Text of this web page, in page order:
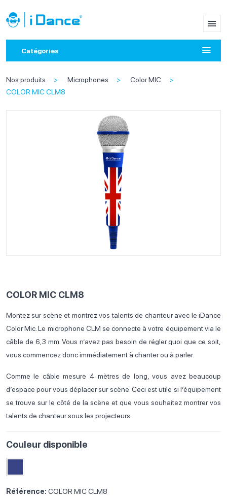
Catégories
Nos produits Microphones
Color MIC
COLOR MIC CLM8
COLOR MIC CLM8
Montez sur scène et montrez vos talents de chanteur avec le iDance
Color Mic. Le microphone CLM se connecte à votre équipement via le
câble de 6,3 mm. Vous n’avez pas besoin de régler quoi que ce soit,
vous commencez donc immédiatement à chanter ou à parler.
Comme le câble mesure 4 mètres de long, vous avez beaucoup
d’espace pour vous déplacer sur scène. Ceci est utile si l’équipement
se trouve sur le côté de la scène et que vous souhaitez montrer vos
talents de chanteur sous les projecteurs.
Couleur disponible
Référence: COLOR MIC CLM8